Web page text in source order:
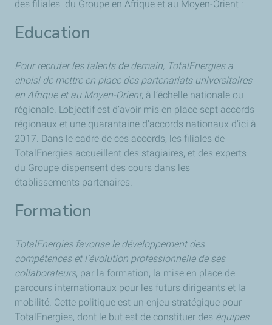
des filiales du Groupe en Afrique et au Moyen-Orient :
Education
Pour recruter les talents de demain, TotalEnergies a
choisi de mettre en place des partenariats universitaires
en Afrique et au Moyen-Orient, à l’échelle nationale ou
régionale. L’objectif est d’avoir mis en place sept accords
régionaux et une quarantaine d’accords nationaux d’ici à
2017. Dans le cadre de ces accords, les filiales de
TotalEnergies accueillent des stagiaires, et des experts
du Groupe dispensent des cours dans les
établissements partenaires.
Formation
TotalEnergies favorise le développement des
compétences et l’évolution professionnelle de ses
collaborateurs, par la formation, la mise en place de
parcours internationaux pour les futurs dirigeants et la
mobilité. Cette politique est un enjeu stratégique pour
TotalEnergies, dont le but est de constituer des équipes